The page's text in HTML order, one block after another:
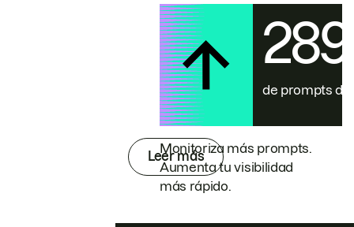
de prompts de
Monitoriza más prompts.
Aumenta tu visibilidad
más rápido.
Leer más